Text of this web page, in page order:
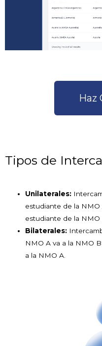
Haz
Tipos de
Unilaterales:
estudiante de la NMO
estudiante de la NMO
Bilaterales:
NMO A va a la NMO
a la NMO A.